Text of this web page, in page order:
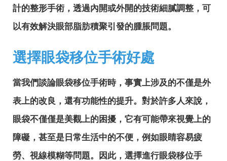
計的整形手術，透過內開或外開的技術細膩調整，可
以有效解決眼部脂肪積聚引發的腫脹問題。
選擇眼袋移位手術好處
當我們談論眼袋移位手術時，事實上涉及的不僅是外
表上的改良，還有功能性的提升。對於許多人來說，
眼袋不僅僅是美觀上的困擾，它有可能帶來視覺上的
障礙，甚至是日常生活中的不便，例如眼睛容易疲
勞、視線模糊等問題。因此，選擇進行眼袋移位手